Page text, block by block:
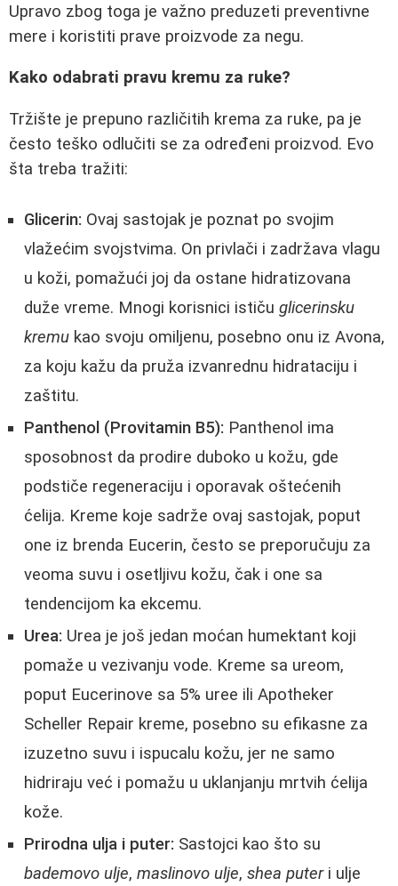
Upravo zbog toga je važno preduzeti preventivne
mere i koristiti prave proizvode za negu.
Kako odabrati pravu kremu za ruke?
Tržište je prepuno različitih krema za ruke, pa je
često teško odlučiti se za određeni proizvod. Evo
šta treba tražiti:
Glicerin: Ovaj sastojak je poznat po svojim
vlažećim svojstvima. On privlači i zadržava vlagu
u koži, pomažući joj da ostane hidratizovana
duže vreme. Mnogi korisnici ističu glicerinsku
kremu kao svoju omiljenu, posebno onu iz Avona,
za koju kažu da pruža izvanrednu hidrataciju i
zaštitu.
Panthenol (Provitamin B5): Panthenol ima
sposobnost da prodire duboko u kožu, gde
podstiče regeneraciju i oporavak oštećenih
ćelija. Kreme koje sadrže ovaj sastojak, poput
one iz brenda Eucerin, često se preporučuju za
veoma suvu i osetljivu kožu, čak i one sa
tendencijom ka ekcemu.
Urea: Urea je još jedan moćan humektant koji
pomaže u vezivanju vode. Kreme sa ureom,
poput Eucerinove sa 5% uree ili Apotheker
Scheller Repair kreme, posebno su efikasne za
izuzetno suvu i ispucalu kožu, jer ne samo
hidriraju već i pomažu u uklanjanju mrtvih ćelija
kože.
Prirodna ulja i puter: Sastojci kao što su
bademovo ulje, maslinovo ulje, shea puteri ulje